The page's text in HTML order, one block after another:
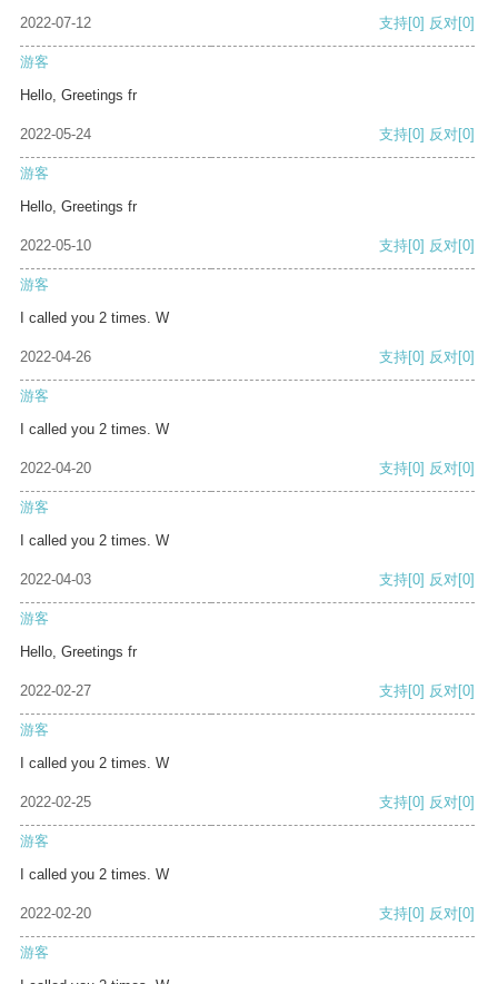
2022-07-12 支持[0] 反对[0]
游客
Hello, Greetings fr
2022-05-24 支持[0] 反对[0]
游客
Hello, Greetings fr
2022-05-10 支持[0] 反对[0]
游客
I called you 2 times. W
2022-04-26 支持[0] 反对[0]
游客
I called you 2 times. W
2022-04-20 支持[0] 反对[0]
游客
I called you 2 times. W
2022-04-03 支持[0] 反对[0]
游客
Hello, Greetings fr
2022-02-27 支持[0] 反对[0]
游客
I called you 2 times. W
2022-02-25 支持[0] 反对[0]
游客
I called you 2 times. W
2022-02-20 支持[0] 反对[0]
游客